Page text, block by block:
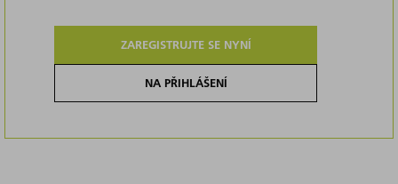
ZAREGISTRUJTE SE NYNÍ
NA PŘIHLÁŠENÍ